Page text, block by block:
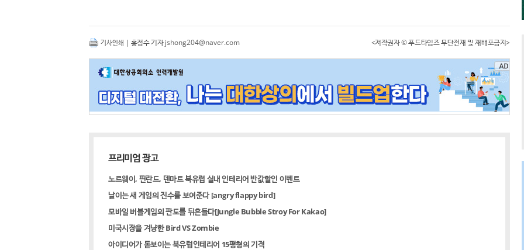
기사인쇄 | 홍정수 기자jshong204@naver.com <저작권자 © 푸드타임즈 무단전재 및 재배포금지>
프리미엄 광고
노르웨이, 핀란드, 덴마트 북유럽 실내 인테리어 반값할인 이벤트
날이는 새 게임의 진수를 보여준다 [angry flappy bird]
모바일 버블게임의 판도를 뒤흔들다[Jungle Bubble Stroy For Kakao]
미국시장을 겨냥한 Bird VS Zombie
아이디어가 돋보이는 북유럽인테리어 15평형의 기적